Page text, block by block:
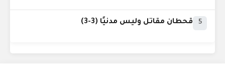
5 قحطان مقاتل وليس مدنيًا (3-3)